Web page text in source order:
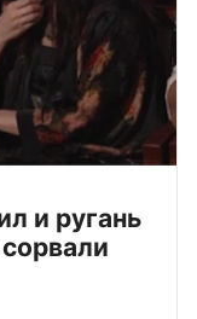
и ругань